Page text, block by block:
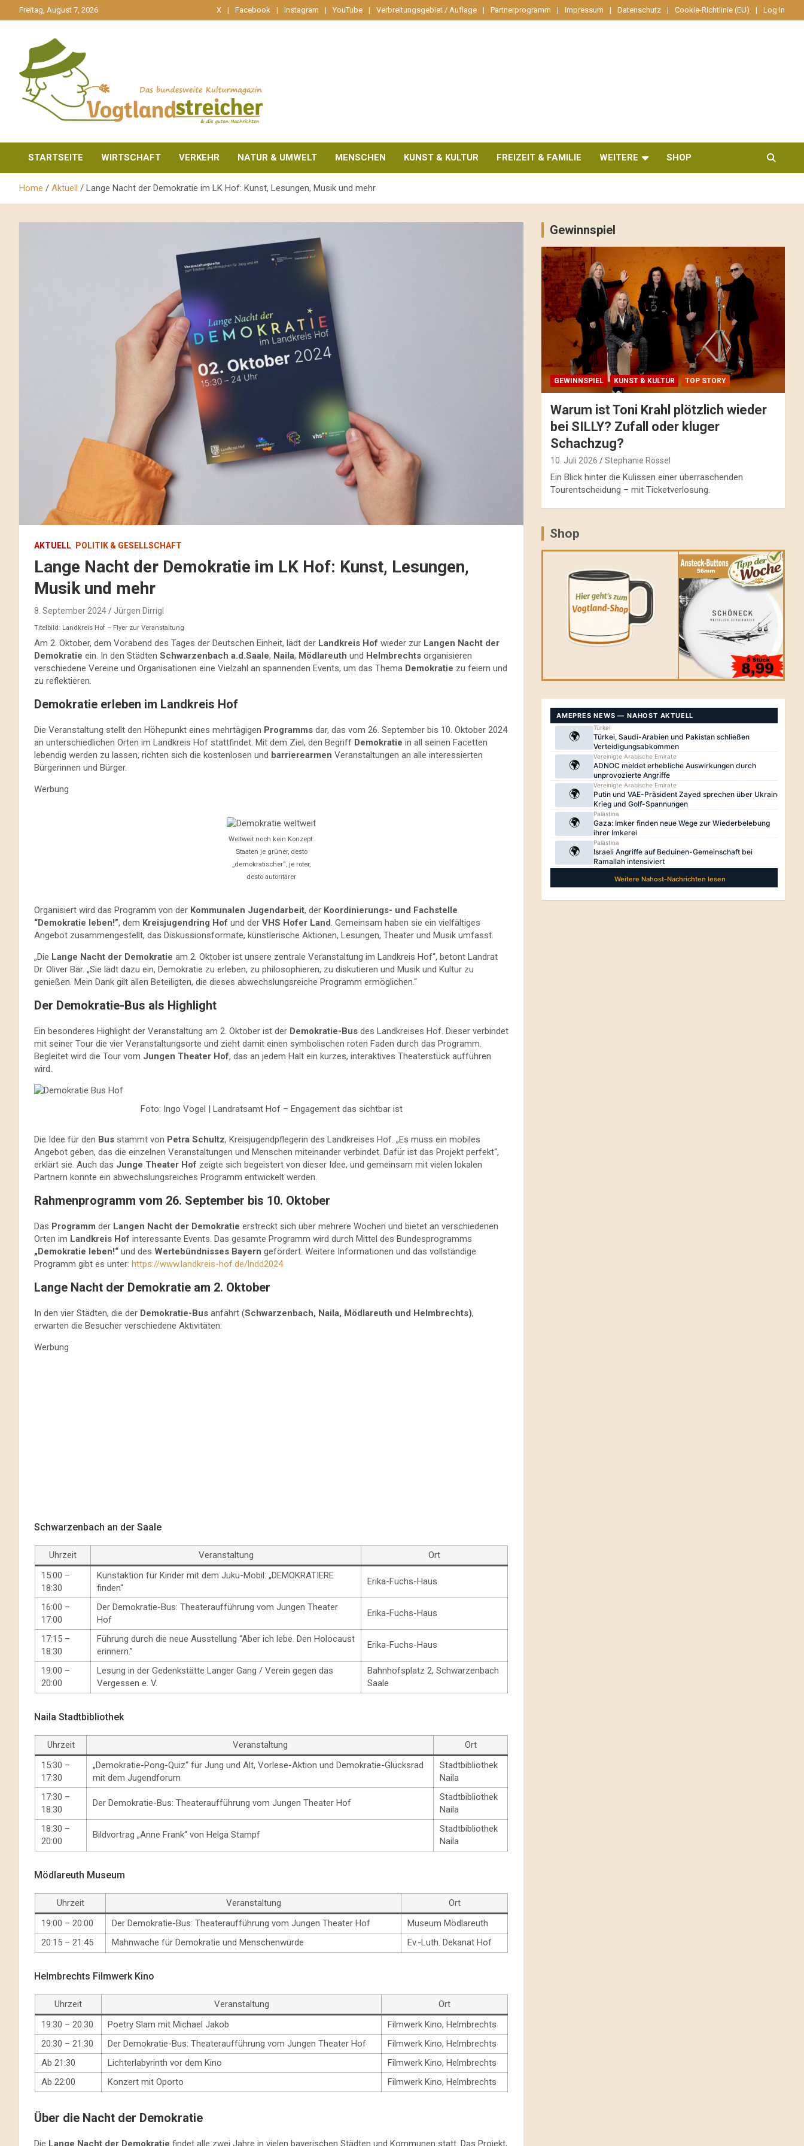
zum
Freitag, August 7, 2026 X Facebook Instagram YouTube Verbreitungsgebiet / Auflage Partnerprogramm Impressum Datenschutz Cookie-Richtlinie (EU) Log In
Vogtlandstreicher
STARTSEITE WIRTSCHAFT VERKEHR NATUR & UMWELT MENSCHEN KUNST & KULTUR FREIZEIT & FAMILIE WEITERE SHOP
Home Aktuell Lange Nacht der Demokratie im LK Hof: Kunst, Lesungen, Musik und mehr
AKTUELL POLITIK & GESELLSCHAFT
Lange Nacht der Demokratie im LK Hof: Kunst, Lesungen,
Musik und mehr
8. September 2024 Jürgen Dirrigl
Titelbild: Landkreis Hof – Flyer zur Veranstaltung
Am 2. Oktober, dem Vorabend des Tages der Deutschen Einheit, lädt der Landkreis Hof wieder zur Langen Nacht der
Demokratie ein. In den Städten Schwarzenbach a.d.Saale, Naila, Mödlareuth und Helmbrechts organisieren
verschiedene Vereine und Organisationen eine Vielzahl an spannenden Events, um das Thema Demokratie zu feiern und
zu reflektieren.
Demokratie erleben im Landkreis Hof
Die Veranstaltung stellt den Höhepunkt eines mehrtägigen Programms dar, das vom 26. September bis 10. Oktober 2024
an unterschiedlichen Orten im Landkreis Hof stattfindet. Mit dem Ziel, den Begriff Demokratie in all seinen Facetten
lebendig werden zu lassen, richten sich die kostenlosen und barrierearmen Veranstaltungen an alle interessierten
Bürgerinnen und Bürger.
Werbung
Weltweit noch kein Konzept:
Staaten je grüner, desto
„demokratischer“, je roter,
desto autoritärer
Organisiert wird das Programm von der Kommunalen Jugendarbeit, der Koordinierungs- und Fachstelle
“Demokratie leben!”, dem Kreisjugendring Hof und der VHS Hofer Land . Gemeinsam haben sie ein vielfältiges
Angebot zusammengestellt, das Diskussionsformate, künstlerische Aktionen, Lesungen, Theater und Musik umfasst.
„Die Lange Nacht der Demokratie am 2. Oktober ist unsere zentrale Veranstaltung im Landkreis Hof“, betont Landrat
Dr. Oliver Bär. „Sie lädt dazu ein, Demokratie zu erleben, zu philosophieren, zu diskutieren und Musik und Kultur zu
genießen. Mein Dank gilt allen Beteiligten, die dieses abwechslungsreiche Programm ermöglichen.“
Der Demokratie-Bus als Highlight
Ein besonderes Highlight der Veranstaltung am 2. Oktober ist der Demokratie-Bus des Landkreises Hof. Dieser verbindet
mit seiner Tour die vier Veranstaltungsorte und zieht damit einen symbolischen roten Faden durch das Programm.
Begleitet wird die Tour vom Jungen Theater Hof, das an jedem Halt ein kurzes, interaktives Theaterstück aufführen
wird.
Foto: Ingo Vogel | Landratsamt Hof – Engagement das sichtbar ist
Die Idee für den Bus stammt von Petra Schultz, Kreisjugendpflegerin des Landkreises Hof. „Es muss ein mobiles
Angebot geben, das die einzelnen Veranstaltungen und Menschen miteinander verbindet. Dafür ist das Projekt perfekt“,
erklärt sie. Auch das Junge Theater Hof zeigte sich begeistert von dieser Idee, und gemeinsam mit vielen lokalen
Partnern konnte ein abwechslungsreiches Programm entwickelt werden.
Rahmenprogramm vom 26. September bis 10. Oktober
Das Programm der Langen Nacht der Demokratie erstreckt sich über mehrere Wochen und bietet an verschiedenen
Orten im Landkreis Hof interessante Events. Das gesamte Programm wird durch Mittel des Bundesprogramms
„Demokratie leben!“ und des Wertebündnisses Bayern gefördert. Weitere Informationen und das vollständige
Programm gibt es unter: https://www.landkreis-hof.de/lndd2024
Lange Nacht der Demokratie am 2. Oktober
In den vier Städten, die der Demokratie-Bus anfährt (Schwarzenbach, Naila, Mödlareuth und Helmbrechts),
erwarten die Besucher verschiedene Aktivitäten:
Werbung
Schwarzenbach an der Saale
Uhrzeit Veranstaltung
Ort
15:00 –
18:30
Kunstaktion für Kinder mit dem Juku-Mobil: „DEMOKRATIERE
finden“
Erika-Fuchs-Haus
16:00 –
17:00
Der Demokratie-Bus: Theateraufführung vom Jungen Theater
Hof
Erika-Fuchs-Haus
17:15 –
18:30
Führung durch die neue Ausstellung “Aber ich lebe. Den Holocaust
erinnern.”
Erika-Fuchs-Haus
19:00 –
20:00
Lesung in der Gedenkstätte Langer Gang / Verein gegen das
Vergessen e. V.
Bahnhofsplatz 2, Schwarzenbach
Saale
Naila Stadtbibliothek
Uhrzeit Veranstaltung
Ort
15:30 –
17:30
„Demokratie-Pong-Quiz“ für Jung und Alt, Vorlese-Aktion und Demokratie-Glücksrad
mit dem Jugendforum
Stadtbibliothek
Naila
17:30 –
18:30
Der Demokratie-Bus: Theateraufführung vom Jungen Theater Hof
Stadtbibliothek
Naila
18:30 –
20:00
Bildvortrag „Anne Frank“ von Helga Stampf
Stadtbibliothek
Naila
Mödlareuth Museum
Uhrzeit Veranstaltung
Ort
19:00 – 20:00
Der Demokratie-Bus: Theateraufführung vom Jungen Theater Hof
Museum Mödlareuth
20:15 – 21:45
Mahnwache für Demokratie und Menschenwürde Ev.-Luth. Dekanat Hof
Helmbrechts Filmwerk Kino
Uhrzeit Veranstaltung
Ort
19:30 – 20:30
Poetry Slam mit Michael Jakob
Filmwerk Kino, Helmbrechts
20:30 – 21:30
Der Demokratie-Bus: Theateraufführung vom Jungen Theater Hof
Filmwerk Kino, Helmbrechts
Ab 21:30
Lichterlabyrinth vor dem Kino
Filmwerk Kino, Helmbrechts
Ab 22:00
Konzert mit Oporto Filmwerk Kino, Helmbrechts
Über die Nacht der Demokratie
Die Lange Nacht der Demokratie findet alle zwei Jahre in vielen bayerischen Städten und Kommunen statt. Das Projekt,
Gewinnspiel
GEWINNSPIEL KUNST & KULTUR TOP STORY
Warum ist Toni Krahl plötzlich wieder
bei SILLY? Zufall oder kluger
Schachzug?
10. Juli 2026 Stephanie Rössel
Ein Blick hinter die Kulissen einer überraschenden
Tourentscheidung – mit Ticketverlosung.
Shop